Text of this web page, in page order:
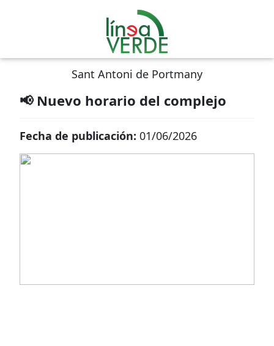
Sant Antoni de Portmany
📢 Nuevo horario del complejo
Fecha de publicación: 01/06/2026